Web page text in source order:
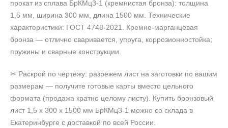
прокат из сплава БрКМц3-1 (кремнистая бронза): толщина
1,5 мм, ширина 300 мм, длина 1500 мм. Технические
характеристики: ГОСТ 4748-2021. Кремне-марганцевая
бронза — отлично сваривается, упруга, коррозионностойка;
пружины и сварные конструкции.
✂ Раскрой по чертежу: разрежем лист на заготовки по вашим
размерам — получите готовые карты вместо цельного
формата (продажа кратно целому листу). Купить бронзовый
лист 1,5 х 300 х 1500 мм БрКМц3-1 можно со склада в
Екатеринбурге с доставкой по всей России.